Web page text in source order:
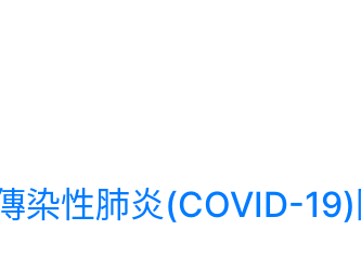
染性肺炎(COVID-